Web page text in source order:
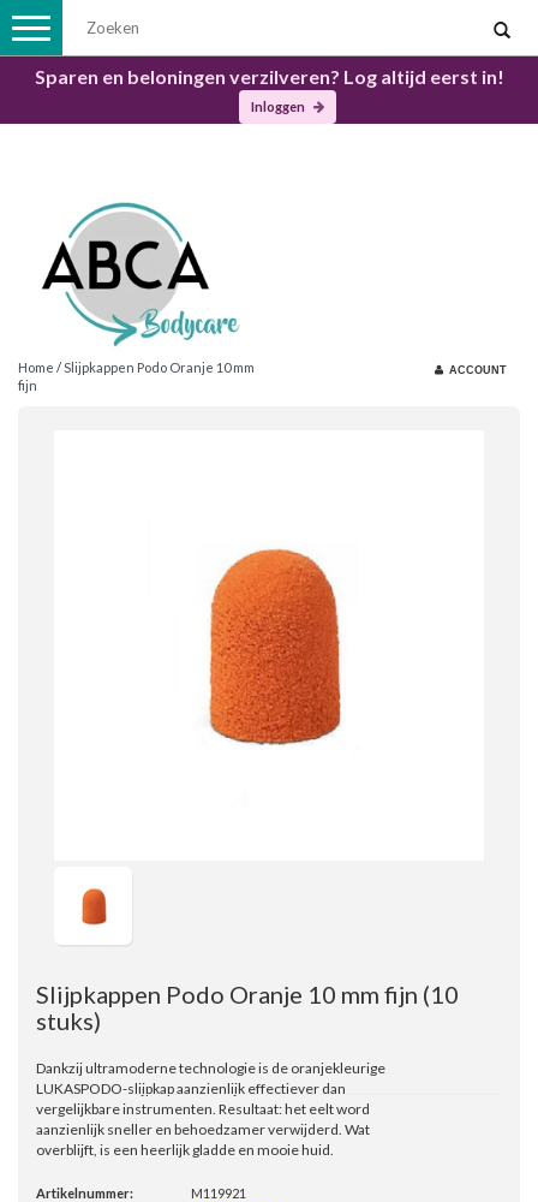
Sparen en beloningen verzilveren? Log altijd eerst in!
Inloggen
Toggle
navigation
Home /Slijpkappen Podo Oranje 10 mm
fijn
ACCOUNT
Slijpkappen Podo Oranje 10 mm fijn (10
stuks)
Dankzij ultramoderne technologie is de oranjekleurige
LUKASPODO-slijpkap aanzienlijk effectiever dan
vergelijkbare instrumenten. Resultaat: het eelt word
aanzienlijk sneller en behoedzamer verwijderd. Wat
overblijft, is een heerlijk gladde en mooie huid.
Artikelnummer:
M119921